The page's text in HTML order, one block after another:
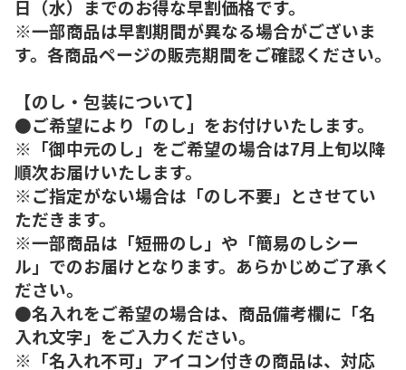
日（水）までのお得な早割価格です。
※一部商品は早割期間が異なる場合がございま
す。各商品ページの販売期間をご確認ください。
【のし・包装について】
●ご希望により「のし」をお付けいたします。
※「御中元のし」をご希望の場合は7月上旬以降
順次お届けいたします。
※ご指定がない場合は「のし不要」とさせてい
ただきます。
※一部商品は「短冊のし」や「簡易のしシー
ル」でのお届けとなります。あらかじめご了承く
ださい。
●名入れをご希望の場合は、商品備考欄に「名
入れ文字」をご入力ください。
※「名入れ不可」アイコン付きの商品は、対応